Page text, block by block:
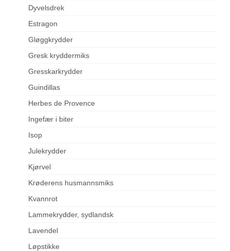
Dyvelsdrek
Estragon
Gløggkrydder
Gresk kryddermiks
Gresskarkrydder
Guindillas
Herbes de Provence
Ingefær i biter
Isop
Julekrydder
Kjørvel
Krøderens husmannsmiks
Kvannrot
Lammekrydder, sydlandsk
Lavendel
Løpstikke